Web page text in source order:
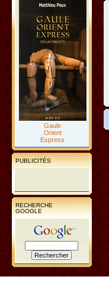
Gaule
Orient
Express
PUBLICITÉS
RECHERCHE
GOOGLE